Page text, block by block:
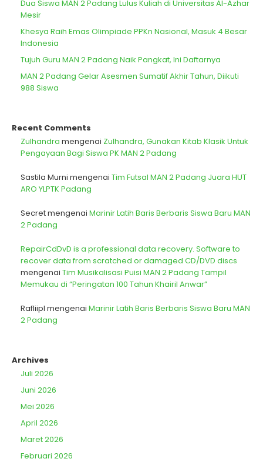
Dua Siswa MAN 2 Padang Lulus Kuliah di Universitas Al-Azhar
Mesir
Khesya Raih Emas Olimpiade PPKn Nasional, Masuk 4 Besar
Indonesia
Tujuh Guru MAN 2 Padang Naik Pangkat, Ini Daftarnya
MAN 2 Padang Gelar Asesmen Sumatif Akhir Tahun, Diikuti
988 Siswa
Recent Comments
Zulhandra mengenai Zulhandra, Gunakan Kitab Klasik Untuk
Pengayaan Bagi Siswa PK MAN 2 Padang
Sastila Murni mengenai Tim Futsal MAN 2 Padang Juara HUT
ARO YLPTK Padang
Secretmengenai Marinir Latih Baris Berbaris Siswa Baru MAN
2 Padang
RepairCdDvD is a professional data recovery. Software to
recover data from scratched or damaged CD/DVD discs
mengenai Tim Musikalisasi Puisi MAN 2 Padang Tampil
Memukau di “Peringatan 100 Tahun Khairil Anwar”
Rafliipl mengenai Marinir Latih Baris Berbaris Siswa Baru MAN
2 Padang
Archives
Juli 2026
Juni 2026
Mei 2026
April 2026
Maret 2026
Februari 2026